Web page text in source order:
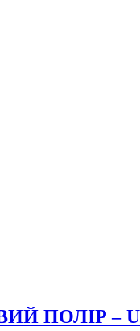
ПОЛІР – U